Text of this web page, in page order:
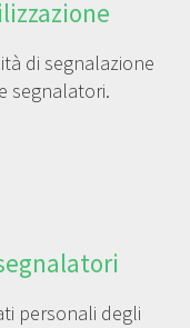
di segnalazione
segnalatori.
personali degli